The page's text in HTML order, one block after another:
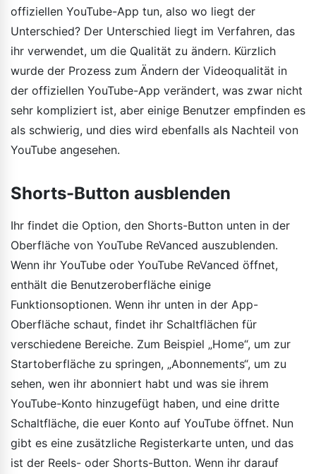
offiziellen YouTube-App tun, also wo liegt der
Unterschied? Der Unterschied liegt im Verfahren, das
ihr verwendet, um die Qualität zu ändern. Kürzlich
wurde der Prozess zum Ändern der Videoqualität in
der offiziellen YouTube-App verändert, was zwar nicht
sehr kompliziert ist, aber einige Benutzer empfinden es
als schwierig, und dies wird ebenfalls als Nachteil von
YouTube angesehen.
Shorts-Button ausblenden
Ihr findet die Option, den Shorts-Button unten in der
Oberfläche von YouTube ReVanced auszublenden.
Wenn ihr YouTube oder YouTube ReVanced öffnet,
enthält die Benutzeroberfläche einige
Funktionsoptionen. Wenn ihr unten in der App-
Oberfläche schaut, findet ihr Schaltflächen für
verschiedene Bereiche. Zum Beispiel „Home“, um zur
Startoberfläche zu springen, „Abonnements“, um zu
sehen, wen ihr abonniert habt und was sie ihrem
YouTube-Konto hinzugefügt haben, und eine dritte
Schaltfläche, die euer Konto auf YouTube öffnet. Nun
gibt es eine zusätzliche Registerkarte unten, und das
ist der Reels- oder Shorts-Button. Wenn ihr darauf